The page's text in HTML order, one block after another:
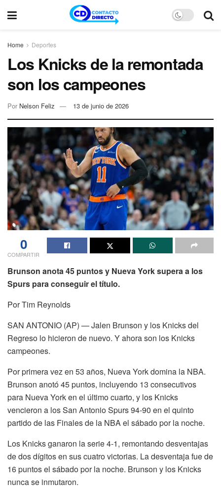
Home Deportes
Los Knicks de la remontada
son los campeones
Por Nelson Feliz 13 de junio de 2026
0
COMPARTIR
Brunson anota 45 puntos y Nueva York supera a los
Spurs para conseguir el título.
Por Tim Reynolds
SAN ANTONIO (AP) — Jalen Brunson y los Knicks del
Regreso lo hicieron de nuevo. Y ahora son los Knicks
campeones.
Por primera vez en 53 años, Nueva York domina la NBA.
Brunson anotó 45 puntos, incluyendo 13 consecutivos
para Nueva York en el último cuarto, y los Knicks
vencieron a los San Antonio Spurs 94-90 en el quinto
partido de las Finales de la NBA el sábado por la noche.
Los Knicks ganaron la serie 4-1, remontando desventajas
de dos dígitos en sus cuatro victorias. La desventaja fue de
16 puntos el sábado por la noche. Brunson y los Knicks
nunca se inmutaron.